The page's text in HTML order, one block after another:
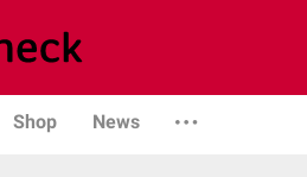
Shop News